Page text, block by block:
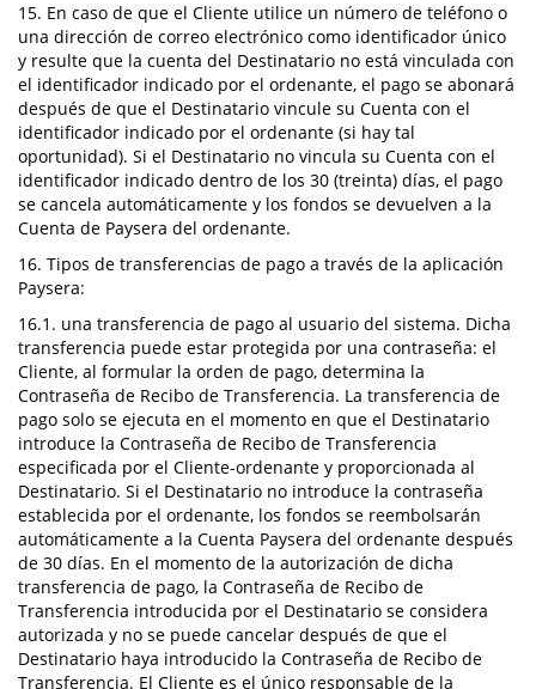
15. En caso de que el Cliente utilice un número de teléfono o
una dirección de correo electrónico como identificador único
y resulte que la cuenta del Destinatario no está vinculada con
el identificador indicado por el ordenante, el pago se abonará
después de que el Destinatario vincule su Cuenta con el
identificador indicado por el ordenante (si hay tal
oportunidad). Si el Destinatario no vincula su Cuenta con el
identificador indicado dentro de los 30 (treinta) días, el pago
se cancela automáticamente y los fondos se devuelven a la
Cuenta de Paysera del ordenante.
16. Tipos de transferencias de pago a través de la aplicación
Paysera:
16.1. una transferencia de pago al usuario del sistema. Dicha
transferencia puede estar protegida por una contraseña: el
Cliente, al formular la orden de pago, determina la
Contraseña de Recibo de Transferencia. La transferencia de
pago solo se ejecuta en el momento en que el Destinatario
introduce la Contraseña de Recibo de Transferencia
especificada por el Cliente-ordenante y proporcionada al
Destinatario. Si el Destinatario no introduce la contraseña
establecida por el ordenante, los fondos se reembolsarán
automáticamente a la Cuenta Paysera del ordenante después
de 30 días. En el momento de la autorización de dicha
transferencia de pago, la Contraseña de Recibo de
Transferencia introducida por el Destinatario se considera
autorizada y no se puede cancelar después de que el
Destinatario haya introducido la Contraseña de Recibo de
Transferencia. El Cliente es el único responsable de la